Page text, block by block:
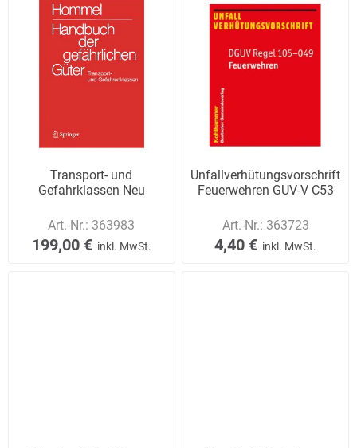
Transport- und
Gefahrklassen Neu
Art.-Nr.: 363983
199,00 € inkl. MwSt.
Unfallverhütungsvorschrift
Feuerwehren GUV-V C53
Art.-Nr.: 363723
4,40 € inkl. MwSt.